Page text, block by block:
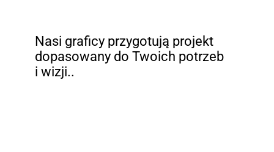
Nasi graficy przygotują projekt
dopasowany do Twoich potrzeb
i wizji..